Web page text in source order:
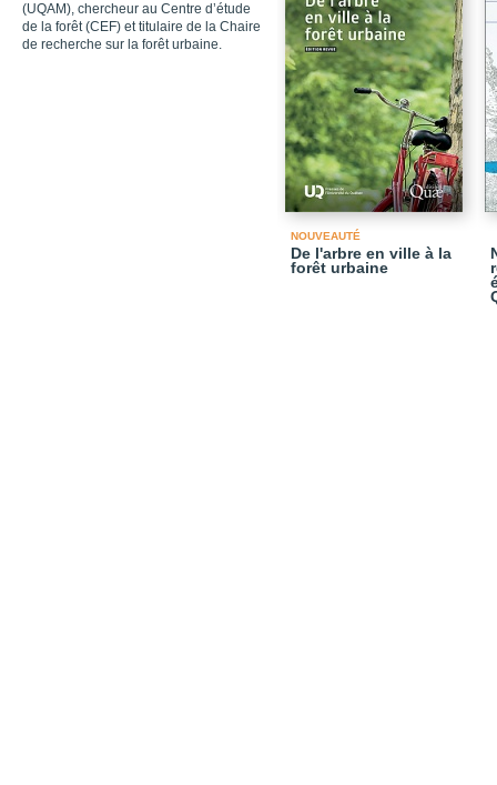
(UQAM), chercheur au Centre d’étude
de la forêt (CEF) et titulaire de la Chaire
de recherche sur la forêt urbaine.
NOUVEAUTÉ
De l'arbre en ville à la
forêt urbaine